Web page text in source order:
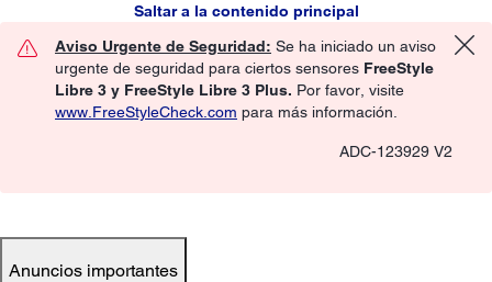
Saltar a la contenido principal
Aviso Urgente de Seguridad: Se ha iniciado un aviso
urgente de seguridad para ciertos sensores FreeStyle
Libre 3 y FreeStyle Libre 3 Plus. Por favor, visite
www.FreeStyleCheck.com para más información.
ADC-123929 V2
Anuncios importantes